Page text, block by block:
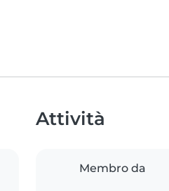
Attività
Membro da